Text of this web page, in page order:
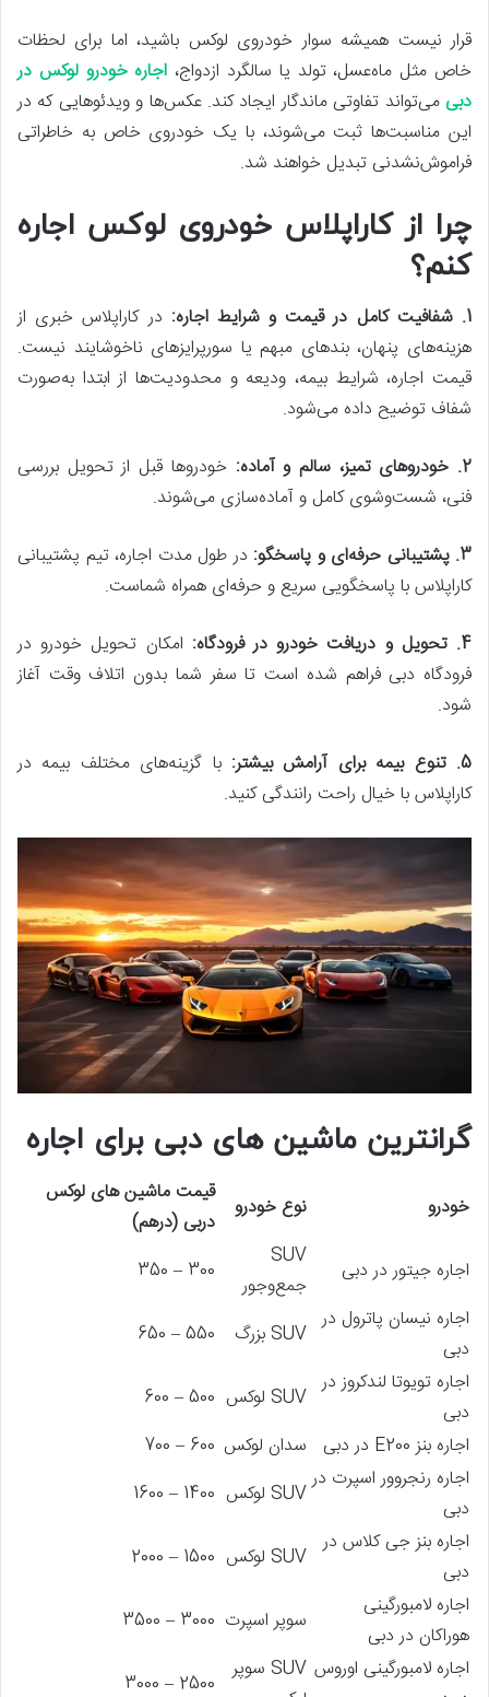
قرار نیست همیشه سوار خودروی لوکس باشید، اما برای لحظات
خاص مثل ماه‌عسل، تولد یا سالگرد ازدواج، اجاره خودرو لوکس در
دبیمی‌تواند تفاوتی ماندگار ایجاد کند. عکس‌ها و ویدئوهایی که در
این مناسبت‌ها ثبت می‌شوند، با یک خودروی خاص به خاطراتی
فراموش‌نشدنی تبدیل خواهند شد.
چرا از کاراپلاس خودروی لوکس اجاره
کنم؟
1. شفافیت کامل در قیمت و شرایط اجاره : در کاراپلاس خبری از
هزینه‌های پنهان، بندهای مبهم یا سورپرایزهای ناخوشایند نیست.
قیمت اجاره، شرایط بیمه، ودیعه و محدودیت‌ها از ابتدا به‌صورت
شفاف توضیح داده می‌شود.
2. خودروهای تمیز، سالم و آماده
: خودروها قبل از تحویل بررسی
فنی، شست‌وشوی کامل و آماده‌سازی می‌شوند.
3. پشتیبانی حرفه‌ای و پاسخگو: در طول مدت اجاره، تیم پشتیبانی
کاراپلاس با پاسخگویی سریع و حرفه‌ای همراه شماست.
4. تحویل و دریافت خودرو در فرودگاه
: امکان تحویل خودرو در
فرودگاه دبی فراهم شده است تا سفر شما بدون اتلاف وقت آغاز
شود.
5. تنوع بیمه برای آرامش بیشتر
: با گزینه‌های مختلف بیمه در
کاراپلاس با خیال راحت رانندگی کنید.
گرانترین ماشین های دبی برای اجاره
خودرو نوع خودرو
قیمت ماشین های لوکس
دربی (درهم)
اجاره جیتور در دبی
SUV
جمع‌وجور
300 – 350
اجاره نیسان پاترول در
دبی
SUV بزرگ
550 – 650
اجاره تویوتا لندکروز در
دبی
SUV لوکس
500 – 600
اجاره بنز E200 در دبی
سدان لوکس 600 – 700
اجاره رنجروور اسپرت در
دبی
SUV لوکس
1400 – 1600
اجاره بنز جی کلاس در
دبی
SUV لوکس
1500 – 2000
اجاره لامبورگینی
هوراکان در دبی
سوپر اسپرت 3000 – 3500
اجاره لامبورگینی اوروس
SUV سوپر
2500 – 3000